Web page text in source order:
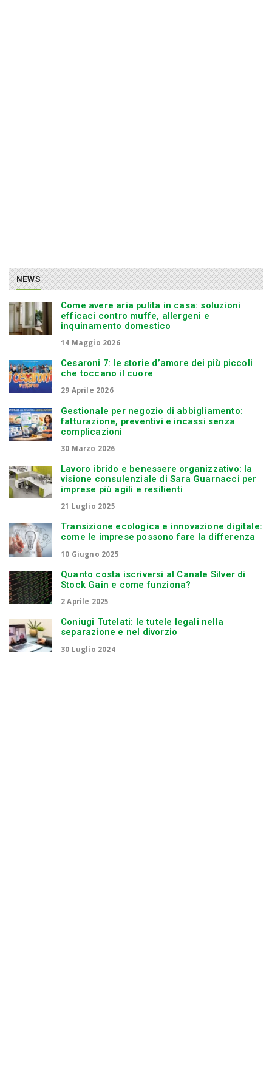
NEWS
Come avere aria pulita in casa: soluzioni
efficaci contro muffe, allergeni e
inquinamento domestico
14 Maggio 2026
Cesaroni 7: le storie d’amore dei più piccoli
che toccano il cuore
29 Aprile 2026
Gestionale per negozio di abbigliamento:
fatturazione, preventivi e incassi senza
complicazioni
30 Marzo 2026
Lavoro ibrido e benessere organizzativo: la
visione consulenziale di Sara Guarnacci per
imprese più agili e resilienti
21 Luglio 2025
Transizione ecologica e innovazione digitale:
come le imprese possono fare la differenza
10 Giugno 2025
Quanto costa iscriversi al Canale Silver di
Stock Gain e come funziona?
2 Aprile 2025
Coniugi Tutelati: le tutele legali nella
separazione e nel divorzio
30 Luglio 2024